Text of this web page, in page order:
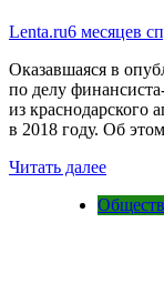
Lenta.ru6 месяцев
Оказавшаяся в
по делу
из краснодарского
в 2018 году. Об
Читать далее